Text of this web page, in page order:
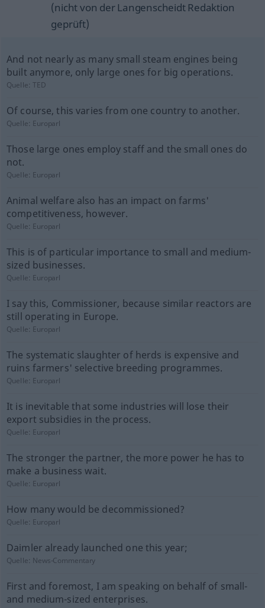
(nicht von der Langenscheidt Redaktion
geprüft)
And not nearly as many small steam engines being
built anymore, only large ones for big operations.
Quelle:TED
Of course, this varies from one country to another.
Quelle: Europarl
Those large ones employ staff and the small ones do
not.
Quelle: Europarl
Animal welfare also has an impact on farms'
competitiveness, however.
Quelle: Europarl
This is of particular importance to small and medium-
sized businesses.
Quelle: Europarl
I say this, Commissioner, because similar reactors are
still operating in Europe.
Quelle: Europarl
The systematic slaughter of herds is expensive and
ruins farmers' selective breeding programmes.
Quelle: Europarl
It is inevitable that some industries will lose their
export subsidies in the process.
Quelle: Europarl
The stronger the partner, the more power he has to
make a business wait.
Quelle: Europarl
How many would be decommissioned?
Quelle: Europarl
Daimler already launched one this year;
Quelle: News-Commentary
First and foremost, I am speaking on behalf of small-
and medium-sized enterprises.